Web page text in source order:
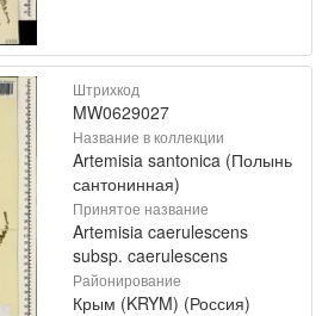
Штрихкод
MW0629027
Название в коллекции
Artemisia santonica (Полынь
сантонинная)
Принятое название
Artemisia caerulescens
subsp. caerulescens
Районирование
Крым (KRYM) (Россия)